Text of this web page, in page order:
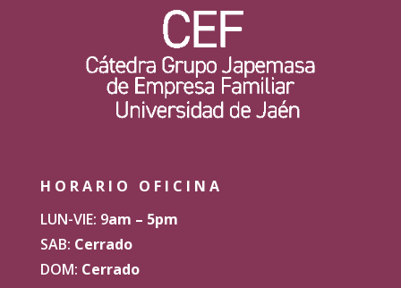
HORARIO OFICINA
LUN-VIE: 9am – 5pm
SAB: Cerrado
DOM: Cerrado